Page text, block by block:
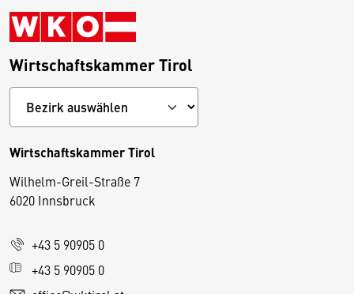
Wirtschaftskammer Tirol
Wirtschaftskammer Tirol
Wilhelm-Greil-Straße 7
6020 Innsbruck
+43 5 90905 0
+43 5 90905 0
D
i
s
e